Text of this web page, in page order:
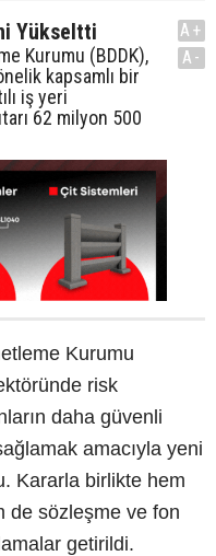
Yükseltti
Kurumu (BDDK),
kapsamlı bir
iş yeri
62 milyon 500
A+
A-
Kurumu
risk
daha güvenli
amacıyla yeni
Kararla birlikte hem
de sözleşme ve fon
getirildi.